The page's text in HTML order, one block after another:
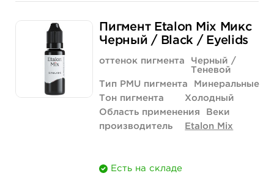
Количество
1 690 руб.
купить
3 290 руб.
купить
Пигмент Etalon Mix Микс
Черный / Black / Eyelids
оттенок пигмента
Черный /
Теневой
Тип PMU пигмента
Минеральные
Тон пигмента
Холодный
Область применения
Веки
производитель
Etalon Mix
Есть на складе